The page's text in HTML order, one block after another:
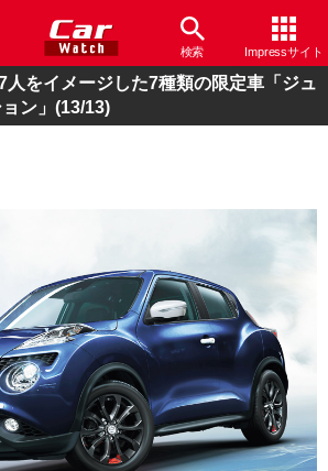
検索 Impressサイト
人をイメージした7種類の限定車「ジュ
ン」 (13/13)